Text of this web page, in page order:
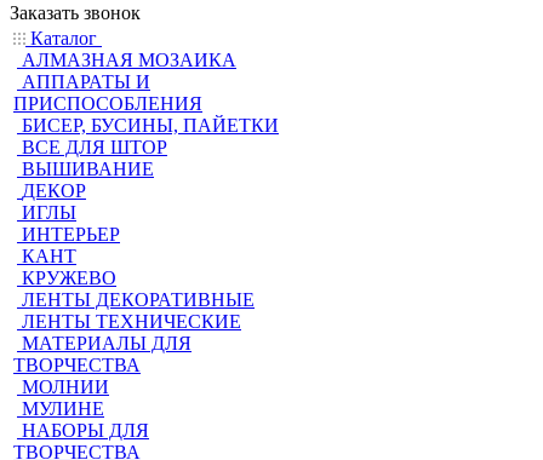
Заказать звонок
Каталог
АЛМАЗНАЯ МОЗАИКА
АППАРАТЫ И
ПРИСПОСОБЛЕНИЯ
БИСЕР, БУСИНЫ, ПАЙЕТКИ
ВСЕ ДЛЯ ШТОР
ВЫШИВАНИЕ
ДЕКОР
ИГЛЫ
ИНТЕРЬЕР
КАНТ
КРУЖЕВО
ЛЕНТЫ ДЕКОРАТИВНЫЕ
ЛЕНТЫ ТЕХНИЧЕСКИЕ
МАТЕРИАЛЫ ДЛЯ
ТВОРЧЕСТВА
МОЛНИИ
МУЛИНЕ
НАБОРЫ ДЛЯ
ТВОРЧЕСТВА